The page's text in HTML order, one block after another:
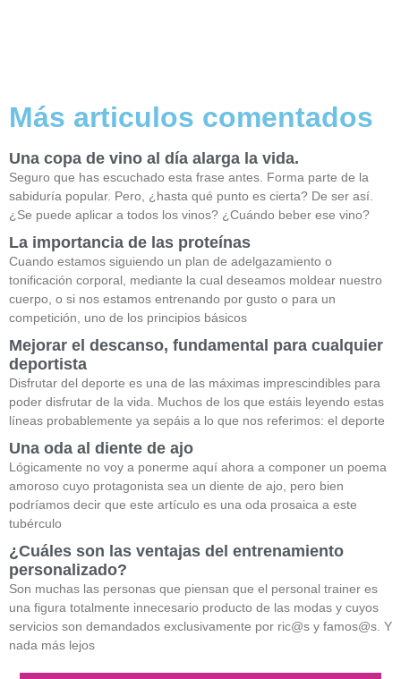
Más articulos comentados
Una copa de vino al día alarga la vida.
Seguro que has escuchado esta frase antes. Forma parte de la
sabiduría popular. Pero, ¿hasta qué punto es cierta? De ser así.
¿Se puede aplicar a todos los vinos? ¿Cuándo beber ese vino?
La importancia de las proteínas
Cuando estamos siguiendo un plan de adelgazamiento o
tonificación corporal, mediante la cual deseamos moldear nuestro
cuerpo, o si nos estamos entrenando por gusto o para un
competición, uno de los principios básicos
Mejorar el descanso, fundamental para cualquier
deportista
Disfrutar del deporte es una de las máximas imprescindibles para
poder disfrutar de la vida. Muchos de los que estáis leyendo estas
líneas probablemente ya sepáis a lo que nos referimos: el deporte
Una oda al diente de ajo
Lógicamente no voy a ponerme aquí ahora a componer un poema
amoroso cuyo protagonista sea un diente de ajo, pero bien
podríamos decir que este artículo es una oda prosaica a este
tubérculo
¿Cuáles son las ventajas del entrenamiento
personalizado?
Son muchas las personas que piensan que el personal trainer es
una figura totalmente innecesario producto de las modas y cuyos
servicios son demandados exclusivamente por ric@s y famos@s. Y
nada más lejos